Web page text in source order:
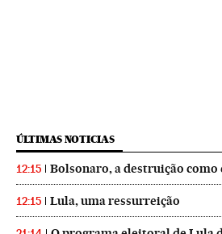
ÚLTIMAS NOTICIAS
12:15 Bolsonaro, a destruição como
12:15 Lula, uma ressurreição